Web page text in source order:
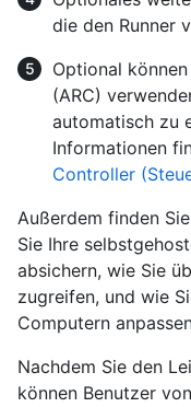
die den Runner
Optional
(ARC)
automatisch zu
Informationen
Controller
Außerdem finden
Sie Ihre
absichern, wie Sie
zugreifen, und wie
Computern
Nachdem Sie den
können Benutzer